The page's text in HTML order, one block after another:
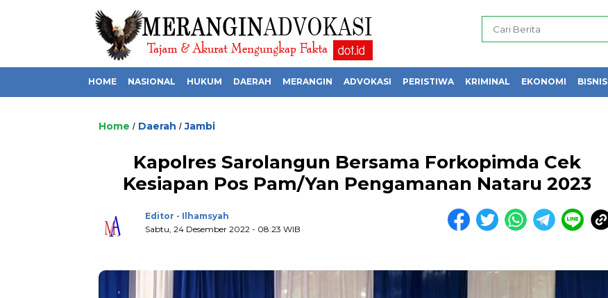
HOME NASIONAL HUKUM DAERAH MERANGIN ADVOKASI PERISTIWA KRIMINAL EKONOMI BISNIS
Home / Daerah /Jambi
Kapolres Sarolangun Bersama Forkopimda Cek
Kesiapan Pos Pam/Yan Pengamanan Nataru 2023
Editor - Ilhamsyah
Sabtu, 24 Desember 2022 - 08:23 WIB